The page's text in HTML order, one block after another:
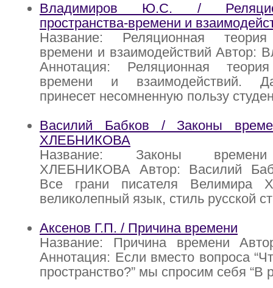
Владимиров Ю.С. /
пространства-времени и
Название: Реляционная теория
времени и взаимодействий Автор:
Аннотация: Реляционная теория
времени и взаимодействий.
принесет несомненную пользу
Василий Бабков / Законы
ХЛЕБНИКОВА
Название: Законы
ХЛЕБНИКОВА Автор: Василий
Все грани писателя Велимира
великолепный язык, стиль русской
Аксенов Г.П. / Причина времени
Название: Причина времени
Аннотация: Если вместо вопроса
пространство?” мы спросим себя “В